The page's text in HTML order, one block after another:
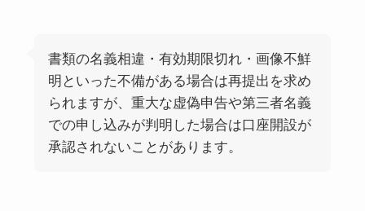
書類の名義相違・有効期限切れ・画像不鮮
明といった不備がある場合は再提出を求め
られますが、重大な虚偽申告や第三者名義
での申し込みが判明した場合は口座開設が
承認されないことがあります。